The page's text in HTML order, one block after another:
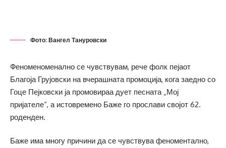
Фото: Вангел Тануровски
Феноменоменално се чувствувам, рече фолк пејаот
Благоја Грујовски на вчерашната промоција, кога заедно со
Гоце Пејковски ја промовираа дует песната „Мој
пријателе“, а истовремено Баже го прослави својот 62.
роденден.
Баже има многу причини да се чувствува феноментално,